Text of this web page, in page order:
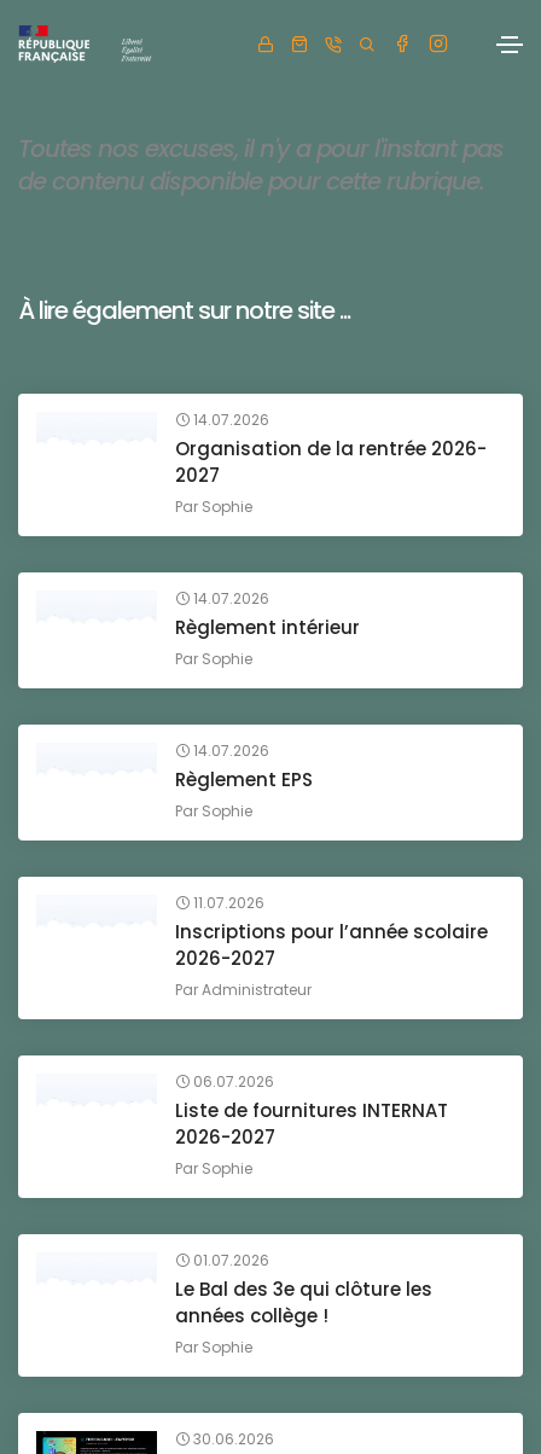
Toutes nos excuses, il n'y a pour l'instant pas
de contenu disponible pour cette rubrique.
À lire également sur notre site ...
14.07.2026
Organisation de la rentrée 2026-
2027
Par Sophie
14.07.2026
Règlement intérieur
Par Sophie
14.07.2026
Règlement EPS
Par Sophie
11.07.2026
Inscriptions pour l’année scolaire
2026-2027
ParAdministrateur
06.07.2026
Liste de fournitures INTERNAT
2026-2027
Par Sophie
01.07.2026
Le Bal des 3e qui clôture les
années collège !
Par Sophie
30.06.2026